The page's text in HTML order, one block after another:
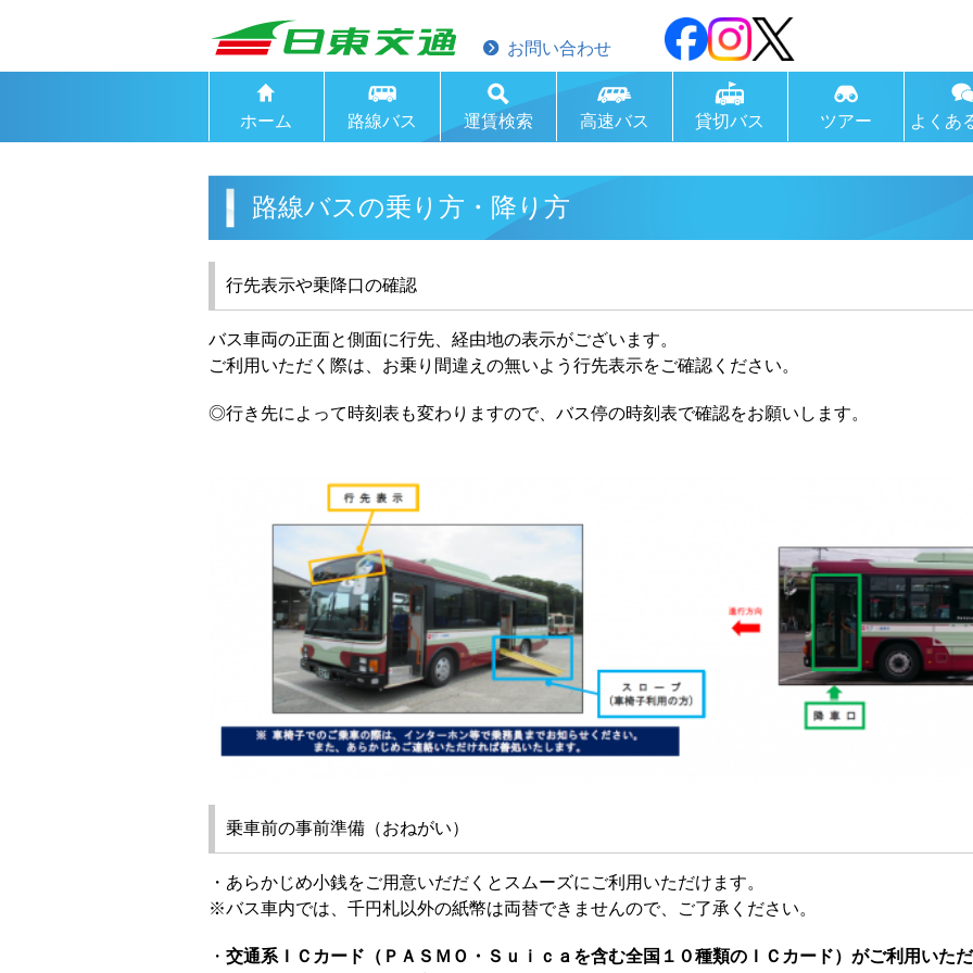
お問い合わせ
ホーム 路線バス 運賃検索 高速バス 貸切バス ツアー よくあ
路線バスの乗り方・降り方
行先表示や乗降口の確認
バス車両の正面と側面に行先、経由地の表示がございます。
ご利用いただく際は、お乗り間違えの無いよう行先表示をご確認ください。
◎行き先によって時刻表も変わりますので、バス停の時刻表で確認をお願いします。
乗車前の事前準備（おねがい）
・あらかじめ小銭をご用意いだだくとスムーズにご利用いただけます。
※バス車内では、千円札以外の紙幣は両替できませんので、ご了承ください。
・ 交通系ＩＣカード（ＰＡＳＭＯ・Ｓｕｉｃａを含む全国１０種類のＩＣカード）がご利用いた